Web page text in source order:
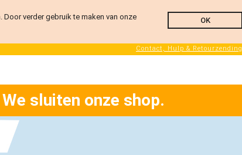
sluiten onze shop.
Contact, Hulp & Retourzending
verder gebruik te maken van onze
OK